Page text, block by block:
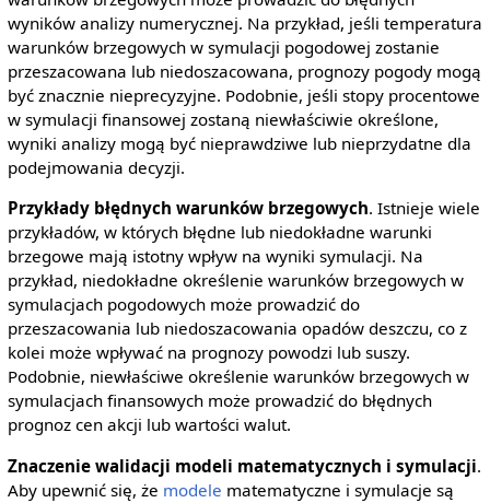
wyników analizy numerycznej. Na przykład, jeśli temperatura
warunków brzegowych w symulacji pogodowej zostanie
przeszacowana lub niedoszacowana, prognozy pogody mogą
być znacznie nieprecyzyjne. Podobnie, jeśli stopy procentowe
w symulacji finansowej zostaną niewłaściwie określone,
wyniki analizy mogą być nieprawdziwe lub nieprzydatne dla
podejmowania decyzji.
Przykłady błędnych warunków brzegowych. Istnieje wiele
przykładów, w których błędne lub niedokładne warunki
brzegowe mają istotny wpływ na wyniki symulacji. Na
przykład, niedokładne określenie warunków brzegowych w
symulacjach pogodowych może prowadzić do
przeszacowania lub niedoszacowania opadów deszczu, co z
kolei może wpływać na prognozy powodzi lub suszy.
Podobnie, niewłaściwe określenie warunków brzegowych w
symulacjach finansowych może prowadzić do błędnych
prognoz cen akcji lub wartości walut.
Znaczenie walidacji modeli matematycznych i symulacji.
Aby upewnić się, że modele matematyczne i symulacje są